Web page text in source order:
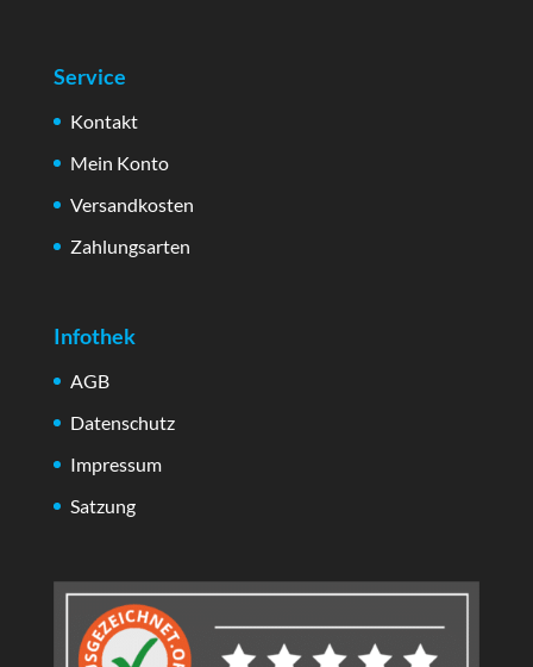
Service
Kontakt
Mein Konto
Versandkosten
Zahlungsarten
Infothek
AGB
Datenschutz
Impressum
Satzung